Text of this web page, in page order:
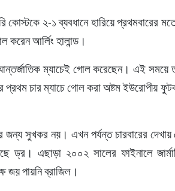
২-১ ব্যবধানে হারিয়ে প্রথমবারের
আর্লিং হালান্ড।
আন্তর্জাতিক ম্যাচেই গোল করেছেন। এই
প্রথম চার ম্যাচে গোল করা অষ্টম ইউরোপীয়
জন্য সুখকর নয়। এখন পর্যন্ত চারবারের
ড্র। এছাড়া ২০০২ সালের ফাইনালে
পায়নি ব্রাজিল।